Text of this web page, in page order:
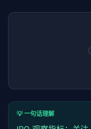
💡 一句话理解